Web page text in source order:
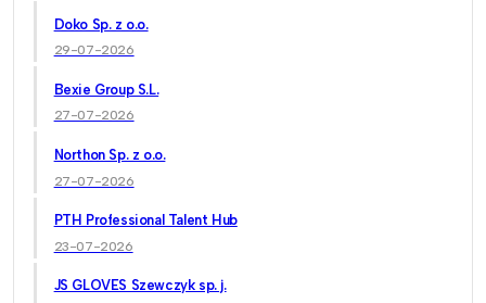
Doko Sp. z o.o.
29-07-2026
Bexie Group S.L.
27-07-2026
Northon Sp. z o.o.
27-07-2026
PTH Professional Talent Hub
23-07-2026
JS GLOVES Szewczyk sp. j.